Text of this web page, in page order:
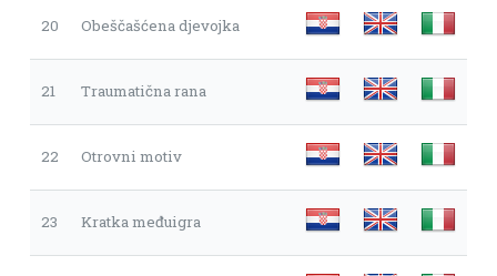
20 Obeščašćena djevojka
21 Traumatična rana
22 Otrovni motiv
23 Kratka međuigra